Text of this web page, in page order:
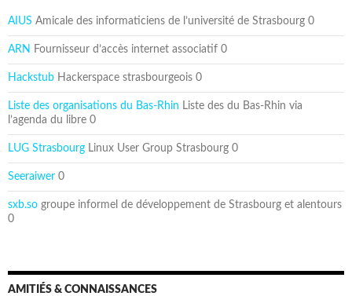
AIUS Amicale des informaticiens de l’université de Strasbourg 0
ARN Fournisseur d’accès internet associatif 0
Hackstub Hackerspace strasbourgeois 0
Liste des organisations du Bas-Rhin Liste des du Bas-Rhin via
l’agenda du libre 0
LUG Strasbourg Linux User Group Strasbourg 0
Seeraiwer 0
sxb.so groupe informel de développement de Strasbourg et alentours
0
AMITIÉS & CONNAISSANCES